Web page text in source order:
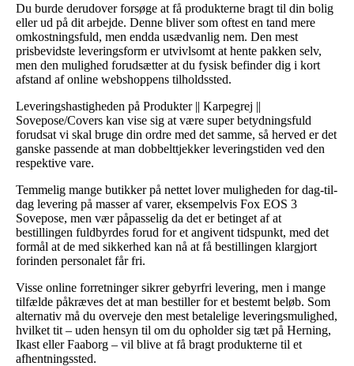
Du burde derudover forsøge at få produkterne bragt til din bolig
eller ud på dit arbejde. Denne bliver som oftest en tand mere
omkostningsfuld, men endda usædvanlig nem. Den mest
prisbevidste leveringsform er utvivlsomt at hente pakken selv,
men den mulighed forudsætter at du fysisk befinder dig i kort
afstand af online webshoppens tilholdssted.
Leveringshastigheden på Produkter || Karpegrej ||
Sovepose/Covers kan vise sig at være super betydningsfuld
forudsat vi skal bruge din ordre med det samme, så herved er det
ganske passende at man dobbelttjekker leveringstiden ved den
respektive vare.
Temmelig mange butikker på nettet lover muligheden for dag-til-
dag levering på masser af varer, eksempelvis Fox EOS 3
Sovepose, men vær påpasselig da det er betinget af at
bestillingen fuldbyrdes forud for et angivent tidspunkt, med det
formål at de med sikkerhed kan nå at få bestillingen klargjort
forinden personalet får fri.
Visse online forretninger sikrer gebyrfri levering, men i mange
tilfælde påkræves det at man bestiller for et bestemt beløb. Som
alternativ må du overveje den mest betalelige leveringsmulighed,
hvilket tit – uden hensyn til om du opholder sig tæt på Herning,
Ikast eller Faaborg – vil blive at få bragt produkterne til et
afhentningssted.